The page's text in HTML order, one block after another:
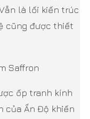
là lối kiến trúc
cũng được thiết
ốp tranh kính
của Ấn Độ khiến